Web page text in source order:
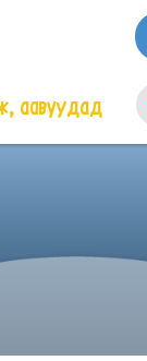
аавуудад